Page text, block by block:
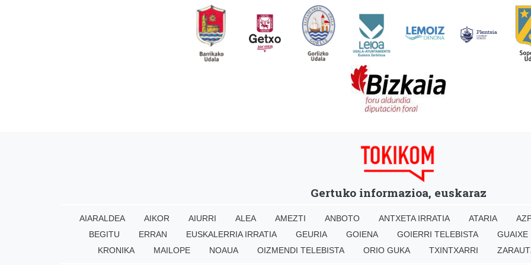
Gertuko informazioa, euskaraz
AIARALDEA AIKOR AIURRI ALEA AMEZTI ANBOTO ANTXETA IRRATIA ATARIA
BEGITU
ERRAN EUSKALERRIA IRRATIA GEURIA GOIENA GOIERRI TELEBISTA
GUAIXE
KRONIKA
MAILOPE NOAUA OIZMENDI TELEBISTA ORIO GUKA TXINTXARRI